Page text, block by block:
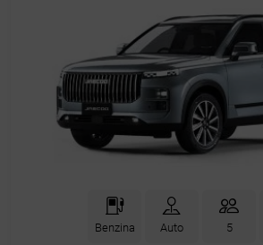
Benzina Auto 5